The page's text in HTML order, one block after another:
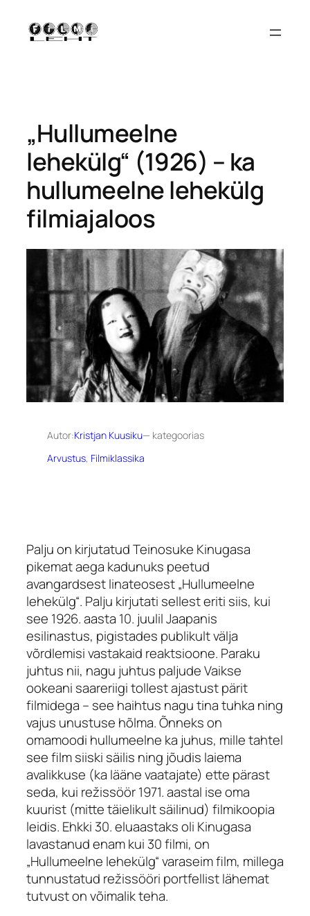
sisu
juurde
„Hullumeelne
lehekülg“ (1926) – ka
hullumeelne lehekülg
filmiajaloos
Autor:Kristjan Kuusiku— kategoorias
Arvustus, Filmiklassika
Palju on kirjutatud Teinosuke Kinugasa
pikemat aega kadunuks peetud
avangardsest linateosest „Hullumeelne
lehekülg“. Palju kirjutati sellest eriti siis, kui
see 1926. aasta 10. juulil Jaapanis
esilinastus, pigistades publikult välja
võrdlemisi vastakaid reaktsioone. Paraku
juhtus nii, nagu juhtus paljude Vaikse
ookeani saareriigi tollest ajastust pärit
filmidega – see haihtus nagu tina tuhka ning
vajus unustuse hõlma. Õnneks on
omamoodi hullumeelne ka juhus, mille tahtel
see film siiski säilis ning jõudis laiema
avalikkuse (ka lääne vaatajate) ette pärast
seda, kui režissöör 1971. aastal ise oma
kuurist (mitte täielikult säilinud) filmikoopia
leidis. Ehkki 30. eluaastaks oli Kinugasa
lavastanud enam kui 30 filmi, on
„Hullumeelne lehekülg“ varaseim film, millega
tunnustatud režissööri portfellist lähemat
tutvust on võimalik teha.